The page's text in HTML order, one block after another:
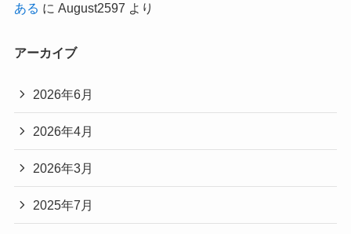
ある に August2597 より
アーカイブ
2026年6月
2026年4月
2026年3月
2025年7月